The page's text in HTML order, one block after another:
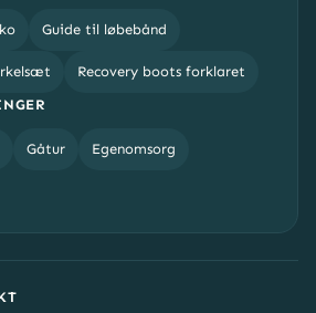
Guide til løbebånd
Recovery boots forklaret
Gåtur Egenomsorg